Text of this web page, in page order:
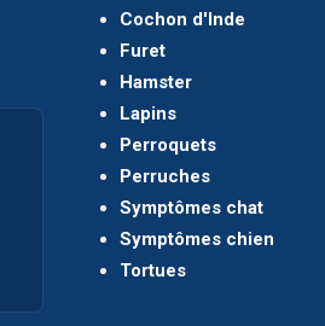
Cochon d'Inde
Furet
Hamster
Lapins
Perroquets
Perruches
Symptômes chat
Symptômes chien
Tortues